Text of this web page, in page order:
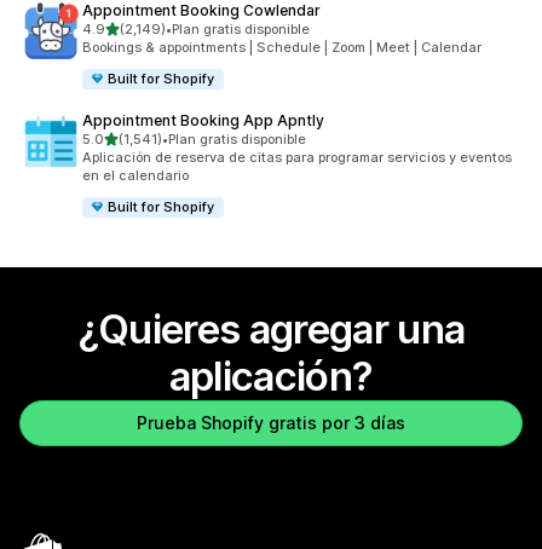
Appointment Booking Cowlendar
4.9de 5 estrellas
(2,149)
2149 reseñas en total
•Plan gratis disponible
Bookings & appointments | Schedule | Zoom | Meet | Calendar
Built for Shopify
Appointment Booking App Apntly
5.0de 5 estrellas
(1,541)
1541 reseñas en total
•Plan gratis disponible
Aplicación de reserva de citas para programar servicios y eventos
en el calendario
Built for Shopify
¿Quieres agregar una
aplicación?
Prueba Shopify gratis por 3 días